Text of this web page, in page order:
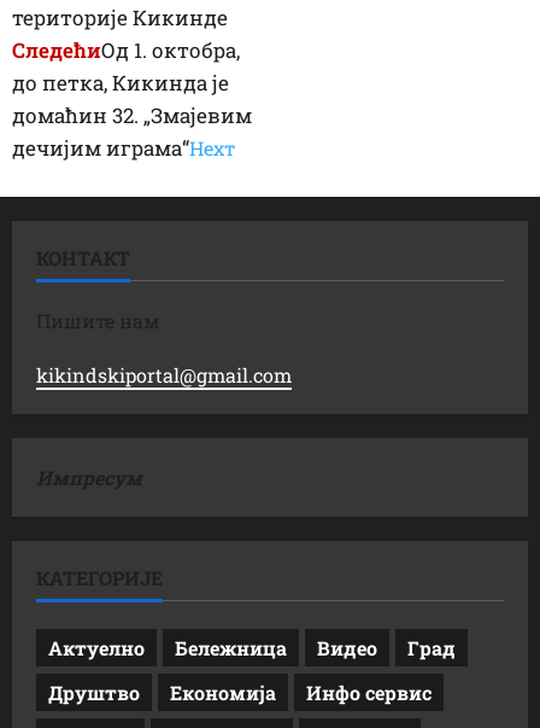
територије Кикинде
СледећиОд 1. октобра,
до петка, Кикинда је
домаћин 32. „Змајевим
дечијим играма“Неxт
КОНТАКТ
Пишите нам
kikindskiportal@gmail.com
Импресум
КАТЕГОРИЈЕ
Актуелно Бележница Видео
Град
Друштво
Економија
Инфо сервис